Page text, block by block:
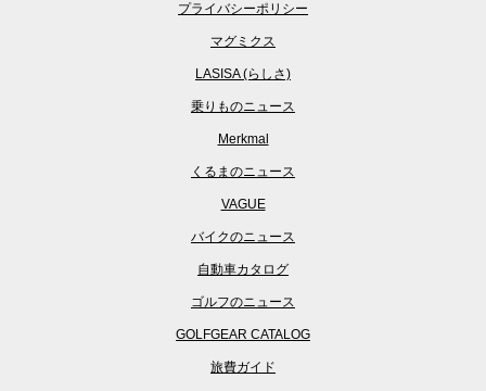
プライバシーポリシー
マグミクス
LASISA (らしさ)
乗りものニュース
Merkmal
くるまのニュース
VAGUE
バイクのニュース
自動車カタログ
ゴルフのニュース
GOLFGEAR CATALOG
旅費ガイド